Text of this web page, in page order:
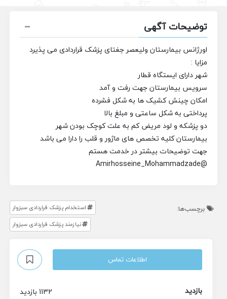
توضیحات آگهی
اورژانس بیمارستان ولیعصر جغتای پزشک قراردادی می پذیرد
مزایا :
شهر دارای ایستگاه قطار
سرویس بیمارستان جهت رفت و آمد
امکان چینش کشیک ها به شکل فشرده
پرداختی به شکل ساعتی و مبلغ بالا
دو پزشکه و لود مریض کم به علت کوچک بودن شهر
بیمارستان کلیه تخصص های ماژور و قلب را دارا می باشد
جهت توضیحات بیشتر در خدمت هستم
@Amirhosseine_Mohammadzade
برچسب‌ها:
استخدام پزشک قراردادی سبزوار
نیازمند پزشک قراردادی سبزوار
اطلاعات تماس
بازدید
1132 بازدید